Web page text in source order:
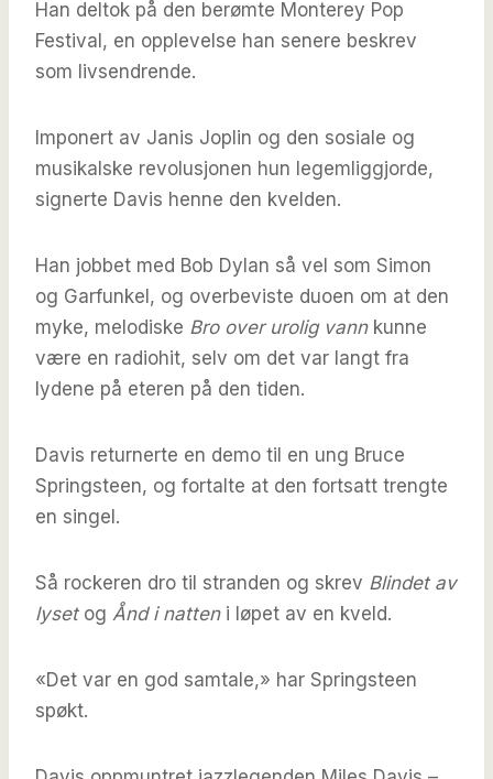
Han deltok på den berømte Monterey Pop
Festival, en opplevelse han senere beskrev
som livsendrende.
Imponert av Janis Joplin og den sosiale og
musikalske revolusjonen hun legemliggjorde,
signerte Davis henne den kvelden.
Han jobbet med Bob Dylan så vel som Simon
og Garfunkel, og overbeviste duoen om at den
myke, melodiske Bro over urolig vannkunne
være en radiohit, selv om det var langt fra
lydene på eteren på den tiden.
Davis returnerte en demo til en ung Bruce
Springsteen, og fortalte at den fortsatt trengte
en singel.
Så rockeren dro til stranden og skrev Blindet av
lysetog Ånd i natteni løpet av en kveld.
«Det var en god samtale,» har Springsteen
spøkt.